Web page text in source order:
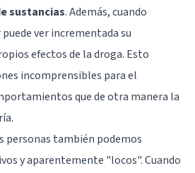
sustancias. Además, cuando
ver incrementada su
efectos de la droga. Esto
incomprensibles para el
que de otra manera la
personas también podemos
y aparentemente "locos". Cuando